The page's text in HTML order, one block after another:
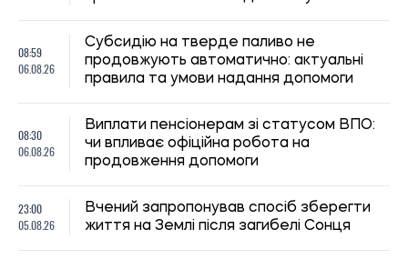
21:31
05.08.26
Кличко відзвітував по підготовк удо зими:
Київ відновив 65% пошкоджених
енергооб'єктів
21:00
05.08.26
Знахідка в Іспанії допомогла
наблизитися до розгадки походження
людини
20:28
05.08.26
Понаднормовий стаж збільшує пенсію:
хто у серпні отримає доплату